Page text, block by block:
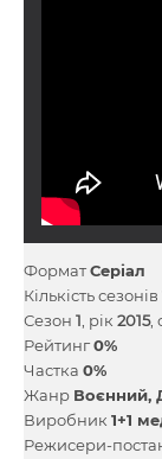
ФорматСеріал
Кількість сезонів
Сезон 1 , рік 2015,
Рейтинг0%
Частка 0%
Жанр Воєнний
Виробник 1+1
Режисери-